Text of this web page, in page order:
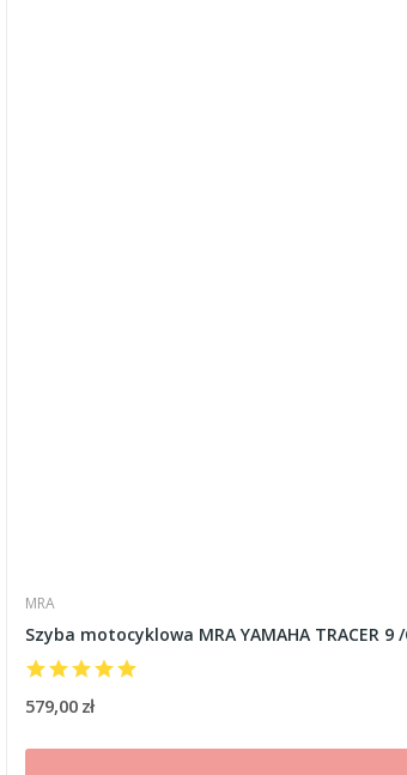
MRA
Szyba motocyklowa MRA YAMAHA TRACER
579,00 zł